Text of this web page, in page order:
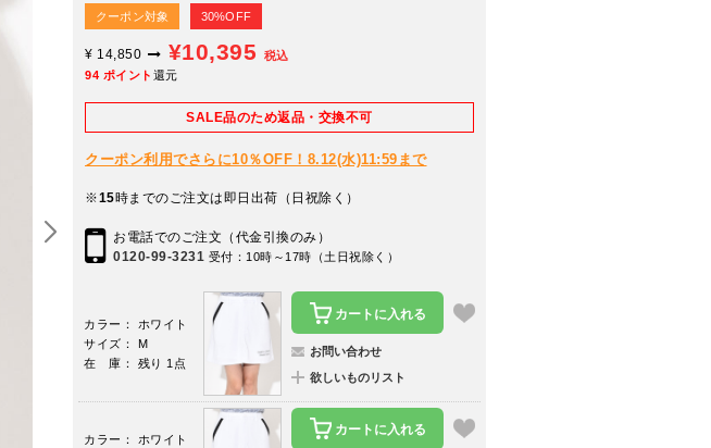
クーポン対象 30%OFF
¥ 14,850 ¥10,395
税込
94 ポイント 還元
SALE品のため返品・交換不可
クーポン利用でさらに10％OFF！8.12(水)11:59まで
※15時までのご注文は即日出荷（日祝除く）
お電話でのご注文（代金引換のみ）
0120-99-3231 受付：10時～17時（土日祝除く）
カラー： ホワイト
サイズ： M
在 庫： 残り 1点
カートに入れる
お問い合わせ
欲しいものリスト
カラー： ホワイト
カートに入れる